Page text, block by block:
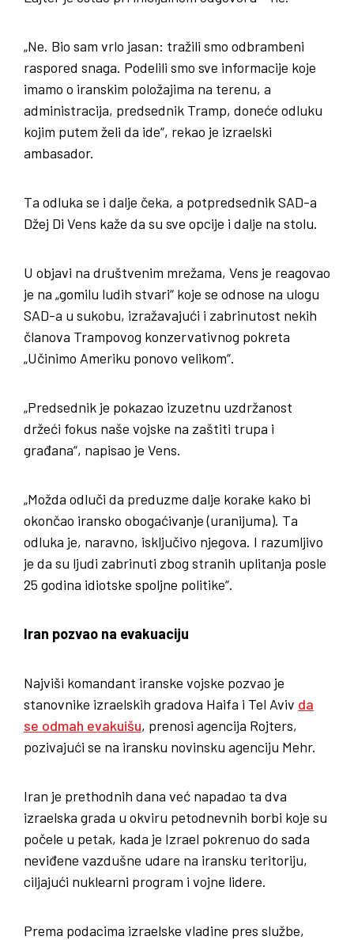
„Ne. Bio sam vrlo jasan: tražili smo odbrambeni
raspored snaga. Podelili smo sve informacije koje
imamo o iranskim položajima na terenu, a
administracija, predsednik Tramp, doneće odluku
kojim putem želi da ide“, rekao je izraelski
ambasador.
Ta odluka se i dalje čeka, a potpredsednik SAD-a
Džej Di Vens kaže da su sve opcije i dalje na stolu.
U objavi na društvenim mrežama, Vens je reagovao
je na „gomilu ludih stvari“ koje se odnose na ulogu
SAD-a u sukobu, izražavajući i zabrinutost nekih
članova Trampovog konzervativnog pokreta
„Učinimo Ameriku ponovo velikom“.
„Predsednik je pokazao izuzetnu uzdržanost
držeći fokus naše vojske na zaštiti trupa i
građana“, napisao je Vens.
„Možda odluči da preduzme dalje korake kako bi
okončao iransko obogaćivanje (uranijuma). Ta
odluka je, naravno, isključivo njegova. I razumljivo
je da su ljudi zabrinuti zbog stranih uplitanja posle
25 godina idiotske spoljne politike“.
Iran pozvao na evakuaciju
Najviši komandant iranske vojske pozvao je
stanovnike izraelskih gradova Haifa i Tel Aviv da
se odmah evakuišu, prenosi agencija Rojters,
pozivajući se na iransku novinsku agenciju Mehr.
Iran je prethodnih dana već napadao ta dva
izraelska grada u okviru petodnevnih borbi koje su
počele u petak, kada je Izrael pokrenuo do sada
neviđene vazdušne udare na iransku teritoriju,
ciljajući nuklearni program i vojne lidere.
Prema podacima izraelske vladine pres službe,